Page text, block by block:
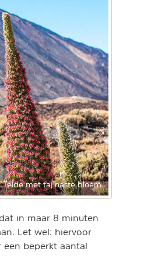
Teide met tajinaste bloem
in maar 8 minuten
Let wel: hiervoor
een beperkt aantal